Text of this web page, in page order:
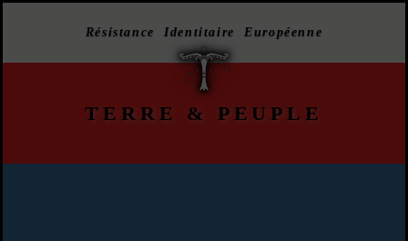
Résistance Identitaire Européenne
TERRE & PEUPLE